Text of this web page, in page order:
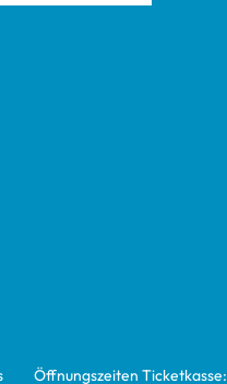
Öff­nungs­zei­ten Ticket­kasse: